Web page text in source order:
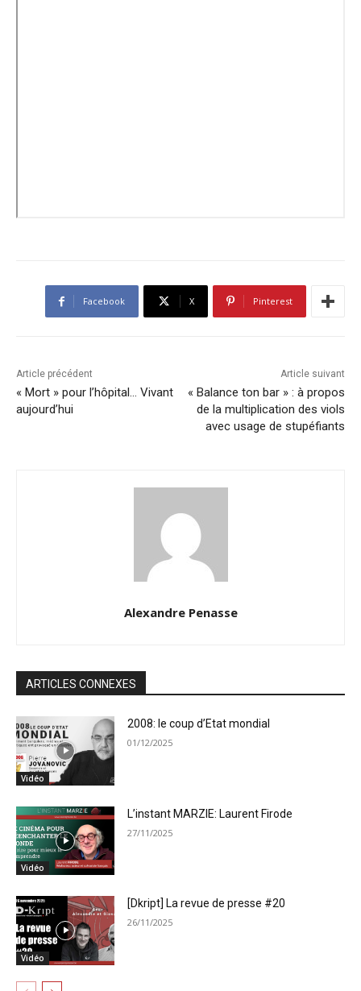
Facebook X Pinterest
Article précédent
« Mort » pour l’hôpital… Vivant
aujourd’hui
Article suivant
« Balance ton bar » : à propos
de la multiplication des viols
avec usage de stupéfiants
Alexandre Penasse
ARTICLES CONNEXES
Vidéo
2008: le coup d’Etat mondial
01/12/2025
Vidéo
L’instant MARZIE: Laurent Firode
27/11/2025
Vidéo
[Dkript] La revue de presse #20
26/11/2025